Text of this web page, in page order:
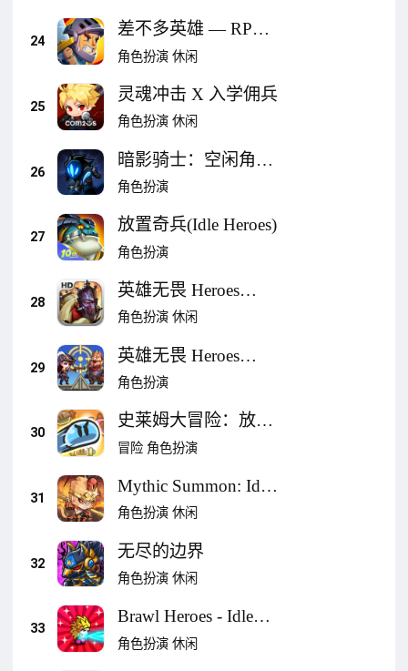
24
差不多英雄 — RPG
— Almost a Hero
角色扮演 休闲
25
灵魂冲击 X 入学佣兵
角色扮演 休闲
26
暗影骑士：空闲角色
扮演游戏
角色扮演
27
放置奇兵(Idle Heroes)
角色扮演
28
英雄无畏 Heroes
Charge HD
角色扮演 休闲
29
英雄无畏 Heroes
Charge
角色扮演
30
史莱姆大冒险：放置
类RPG
冒险 角色扮演
31
Mythic Summon: Idle
RPG
角色扮演 休闲
32
无尽的边界
角色扮演 休闲
33
Brawl Heroes - Idle
RPG
角色扮演 休闲